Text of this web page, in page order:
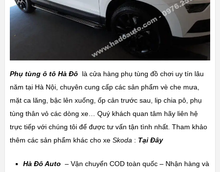
Phụ tùng ô tô Hà Đô
là cửa hàng phụ tùng đồ chơi uy tín lâu
năm tại Hà Nội, chuyên cung cấp các sản phẩm vè che mưa,
mặt ca lăng, bậc lên xuống, ốp cản trước sau, lip chia pô, phụ
tùng thân vỏ các dòng xe… Quý khách quan tâm hãy liên hệ
trực tiếp với chúng tôi để được tư vấn tận tình nhất. Tham khảo
thêm các sản phẩm khác cho xe Skoda : Tại Đây
Hà Đô Auto – Vận chuyển COD toàn quốc – Nhận hàng và